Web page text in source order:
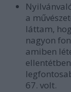
a
láttam,
nagyon
amiben
67. volt.